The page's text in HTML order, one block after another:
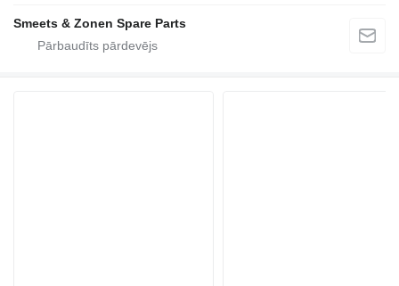
Smeets & Zonen Spare Parts